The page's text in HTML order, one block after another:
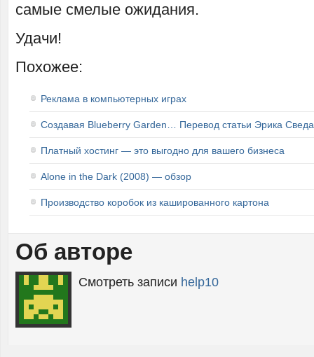
самые смелые ожидания.
Удачи!
Похожее:
Реклама в компьютерных играх
Создавая Blueberry Garden… Перевод статьи Эрика
Платный хостинг — это выгодно для вашего бизнеса
Alone in the Dark (2008) — обзор
Производство коробок из кашированного картона
Об авторе
Смотреть записи help10